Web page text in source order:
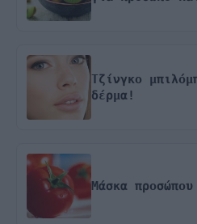
Τζίνγκο
δέρμα!
Μάσκα